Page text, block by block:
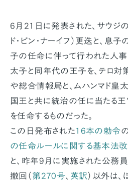
6月21日に発表された、サウジ
ド・ビン・ナーイフ）更迭と、息
子の任命に伴って行われた人事
太子と同年代の王子を、テロ対
や総合情報局と、ムハンマド皇
国王と共に統治の任に当たる王
を任命するものだった。
この日発布された16本の勅令
の任命ルールに関する基本法
と、昨年9月に実施された公務
撤回（ 第270号、 英訳）以外は、